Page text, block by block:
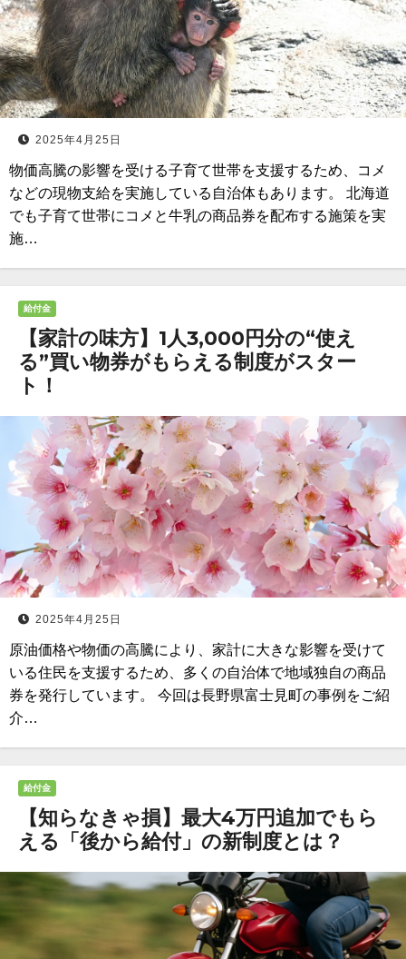
2025年4月25日
物価高騰の影響を受ける子育て世帯を支援するため、コメ
などの現物支給を実施している自治体もあります。 北海道
でも子育て世帯にコメと牛乳の商品券を配布する施策を実
施…
給付金
【家計の味方】1人3,000円分の“使え
る”買い物券がもらえる制度がスター
ト！
2025年4月25日
原油価格や物価の高騰により、家計に大きな影響を受けて
いる住民を支援するため、多くの自治体で地域独自の商品
券を発行しています。 今回は長野県富士見町の事例をご紹
介…
給付金
【知らなきゃ損】最大4万円追加でもら
える「後から給付」の新制度とは？